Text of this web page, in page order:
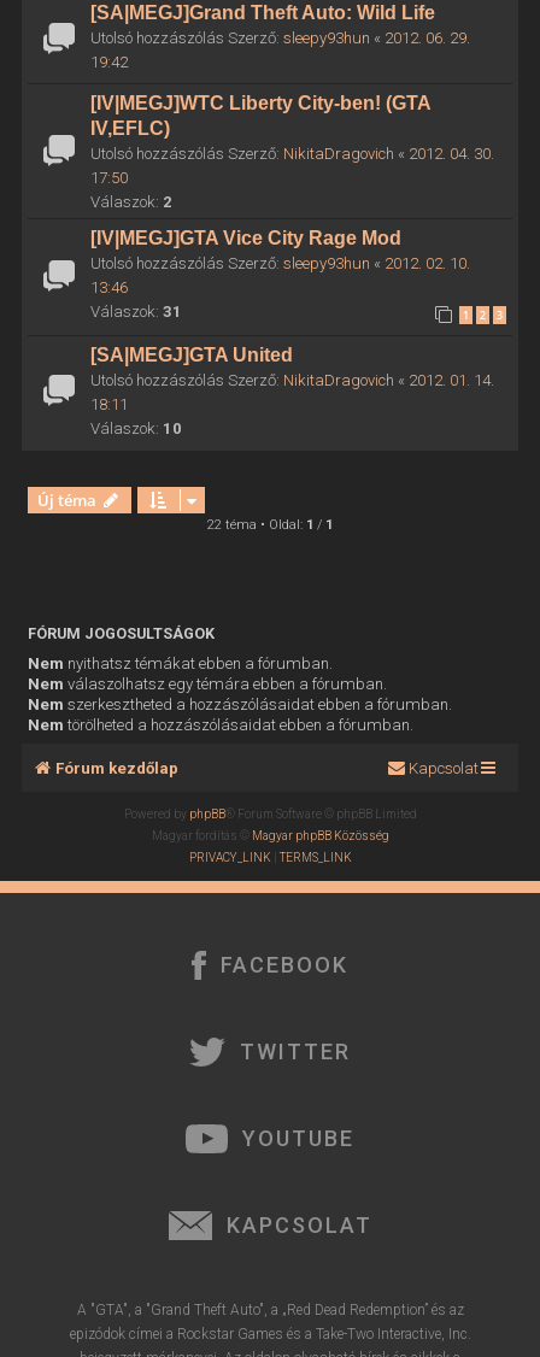
[SA|MEGJ]Grand Theft Auto: Wild Life
Utolsó hozzászólás Szerző: sleepy93hun « 2012. 06. 29.
19:42
[IV|MEGJ]WTC Liberty City-ben! (GTA
IV,EFLC)
Utolsó hozzászólás Szerző: NikitaDragovich « 2012. 04. 30.
17:50
Válaszok: 2
[IV|MEGJ]GTA Vice City Rage Mod
Utolsó hozzászólás Szerző: sleepy93hun « 2012. 02. 10.
13:46
Válaszok: 31 1 2 3
[SA|MEGJ]GTA United
Utolsó hozzászólás Szerző: NikitaDragovich « 2012. 01. 14.
18:11
Válaszok: 10
Új téma
22 téma • Oldal: 1 / 1
FÓRUM JOGOSULTSÁGOK
Nem nyithatsz témákat ebben a fórumban.
Nem válaszolhatsz egy témára ebben a fórumban.
Nem szerkesztheted a hozzászólásaidat ebben a fórumban.
Nem törölheted a hozzászólásaidat ebben a fórumban.
Fórum kezdőlap Kapcsolat
Powered by phpBB® Forum Software © phpBB Limited
Magyar fordítás © Magyar phpBB Közösség
PRIVACY_LINK |TERMS_LINK
FACEBOOK
TWITTER
YOUTUBE
KAPCSOLAT
A "GTA", a "Grand Theft Auto", a „Red Dead Redemption” és az
epizódok címei a Rockstar Games és a Take-Two Interactive, Inc.